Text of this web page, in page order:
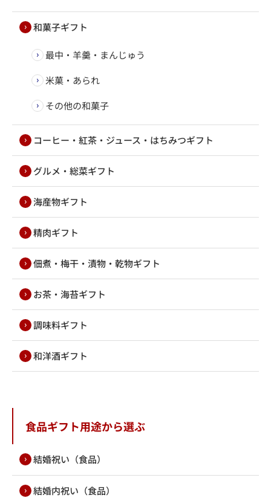
和菓子ギフト
最中・羊羹・まんじゅう
米菓・あられ
その他の和菓子
コーヒー・紅茶・ジュース・はちみつギフト
グルメ・総菜ギフト
海産物ギフト
精肉ギフト
佃煮・梅干・漬物・乾物ギフト
お茶・海苔ギフト
調味料ギフト
和洋酒ギフト
食品ギフト用途から選ぶ
結婚祝い（食品）
結婚内祝い（食品）